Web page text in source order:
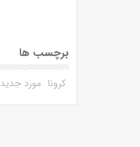
برچسب ها
کرونا مورد جدید